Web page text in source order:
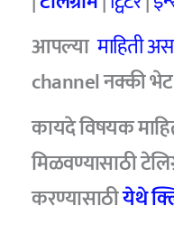
आपल्यामाहिती
channel नक्की भेट
कायदे विषयक
मिळवण्यासाठी
करण्यासाठीयेथे